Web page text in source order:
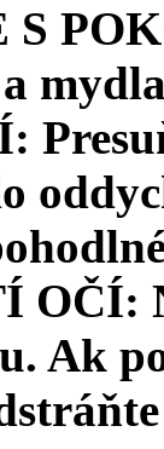
OČÍ:
Ak